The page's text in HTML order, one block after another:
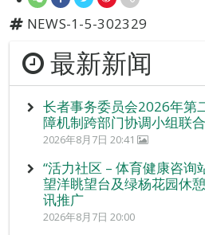
NEWS-1-5-302329
最新新闻
长者事务委员会2026年第
障机制跨部门协调小组联
2026年8月7日 20:41
“活力社区 – 体育健康咨询
望洋眺望台及绿杨花园休
讯推广
2026年8月7日 20:00